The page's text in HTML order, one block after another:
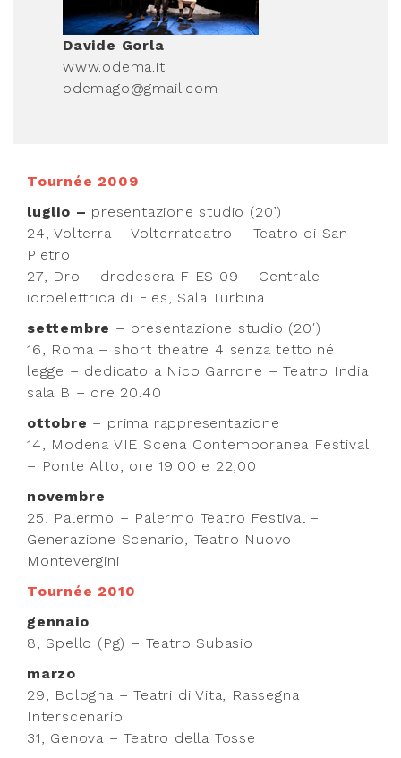
Davide Gorla
www.odema.it
odemago@gmail.com
Tournée 2009
luglio – presentazione studio (20’)
24, Volterra – Volterrateatro – Teatro di San
Pietro
27, Dro – drodesera FIES 09 – Centrale
idroelettrica di Fies, Sala Turbina
settembre – presentazione studio (20′)
16, Roma – short theatre 4 senza tetto né
legge – dedicato a Nico Garrone – Teatro India
sala B – ore 20.40
ottobre – prima rappresentazione
14, Modena VIE Scena Contemporanea Festival
– Ponte Alto, ore 19.00 e 22,00
novembre
25, Palermo – Palermo Teatro Festival –
Generazione Scenario, Teatro Nuovo
Montevergini
Tournée 2010
gennaio
8, Spello (Pg) – Teatro Subasio
marzo
29, Bologna – Teatri di Vita, Rassegna
Interscenario
31, Genova – Teatro della Tosse